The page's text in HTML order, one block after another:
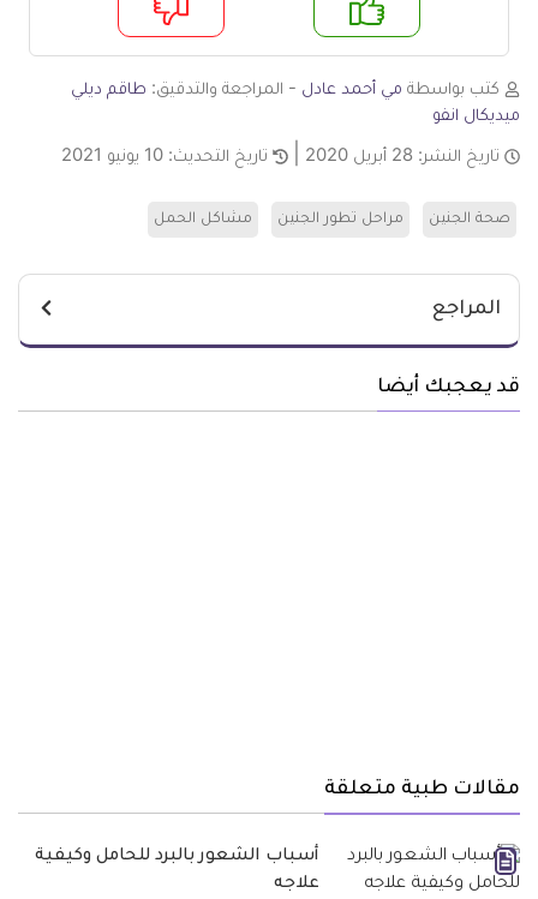
لا
كتب بواسطة مي أحمد عادل - المراجعة والتدقيق: طاقم ديلي
ميديكال انفو
تاريخ النشر: 28 أبريل 2020 تاريخ التحديث: 10 يونيو 2021
صحة الجنين مراحل تطور الجنين مشاكل الحمل
المراجع
قد يعجبك أيضا
مقالات طبية متعلقة
أسباب الشعور بالبرد للحامل وكيفية
علاجه